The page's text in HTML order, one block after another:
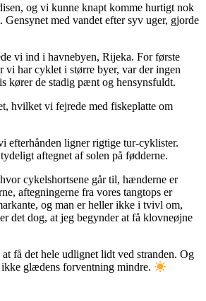
og vi kunne knapt komme hurtigt nok
Gensynet med vandet efter syv uger, gjorde
vi ind i havnebyen, Rijeka. For første
vi har cyklet i større byer, var der ingen
kører de stadig pænt og hensynsfuldt.
hvilket vi fejrede med fiskeplatte om
efterhånden ligner rigtige tur-cyklister.
aftegnet af solen på fødderne.
cykelshortsene går til, hænderne er
aftegningerne fra vores tangtops er
og man er heller ikke i tvivl om,
det dog, at jeg begynder at få klovneøjne
få det hele udlignet lidt ved stranden. Og
glædens forventning mindre.